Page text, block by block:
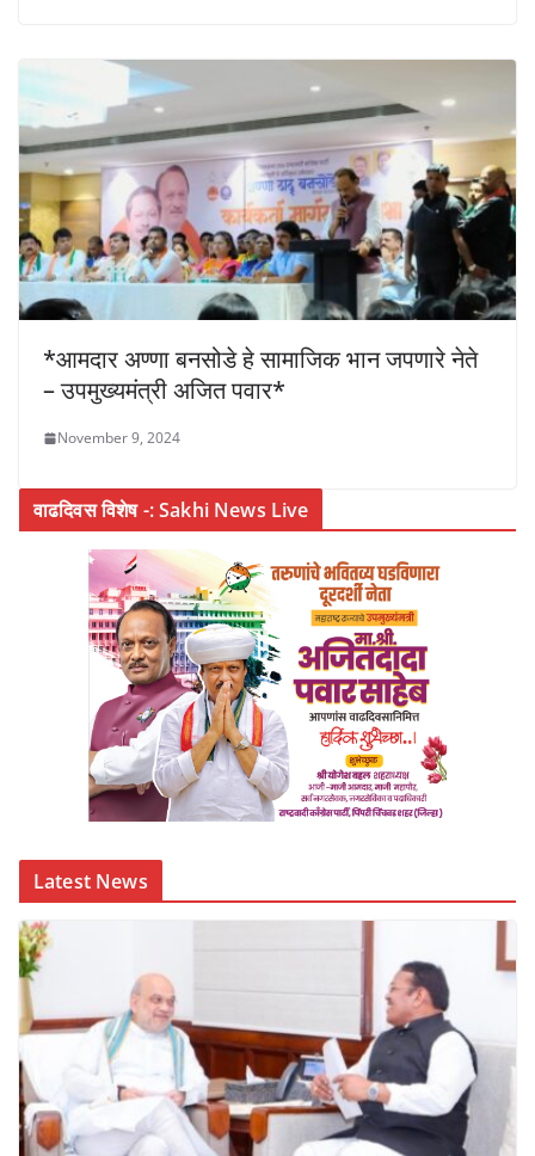
*आमदार अण्णा बनसोडे हे सामाजिक भान जपणारे नेते
– उपमुख्यमंत्री अजित पवार*
November 9, 2024
वाढदिवस विशेष -: Sakhi News Live
Latest News